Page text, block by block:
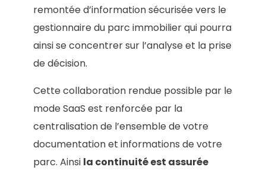
remontée d’information sécurisée vers le
gestionnaire du parc immobilier qui pourra
ainsi se concentrer sur l’analyse et la prise
de décision.
Cette collaboration rendue possible par le
mode SaaS est renforcée par la
centralisation de l’ensemble de votre
documentation et informations de votre
parc. Ainsi la continuité est assurée